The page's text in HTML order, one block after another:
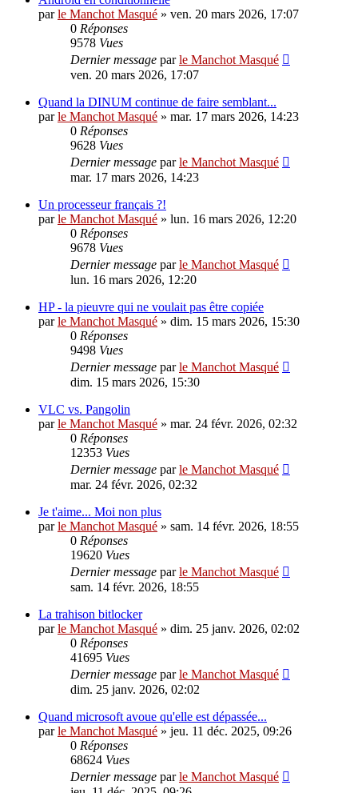
parle Manchot Masqué » ven. 20 mars 2026, 17:07
0 Réponses
9578 Vues
Dernier message parle Manchot Masqué
ven. 20 mars 2026, 17:07
Quand la DINUM continue de faire semblant...
parle Manchot Masqué » mar. 17 mars 2026, 14:23
0 Réponses
9628 Vues
Dernier message parle Manchot Masqué
mar. 17 mars 2026, 14:23
Un processeur français ?!
parle Manchot Masqué » lun. 16 mars 2026, 12:20
0 Réponses
9678 Vues
Dernier message parle Manchot Masqué
lun. 16 mars 2026, 12:20
HP - la pieuvre qui ne voulait pas être copiée
parle Manchot Masqué » dim. 15 mars 2026, 15:30
0 Réponses
9498 Vues
Dernier message parle Manchot Masqué
dim. 15 mars 2026, 15:30
VLC vs. Pangolin
parle Manchot Masqué » mar. 24 févr. 2026, 02:32
0 Réponses
12353 Vues
Dernier message parle Manchot Masqué
mar. 24 févr. 2026, 02:32
Je t'aime... Moi non plus
parle Manchot Masqué » sam. 14 févr. 2026, 18:55
0 Réponses
19620 Vues
Dernier message parle Manchot Masqué
sam. 14 févr. 2026, 18:55
La trahison bitlocker
parle Manchot Masqué » dim. 25 janv. 2026, 02:02
0 Réponses
41695 Vues
Dernier message parle Manchot Masqué
dim. 25 janv. 2026, 02:02
Quand microsoft avoue qu'elle est dépassée...
parle Manchot Masqué » jeu. 11 déc. 2025, 09:26
0 Réponses
68624 Vues
Dernier message parle Manchot Masqué